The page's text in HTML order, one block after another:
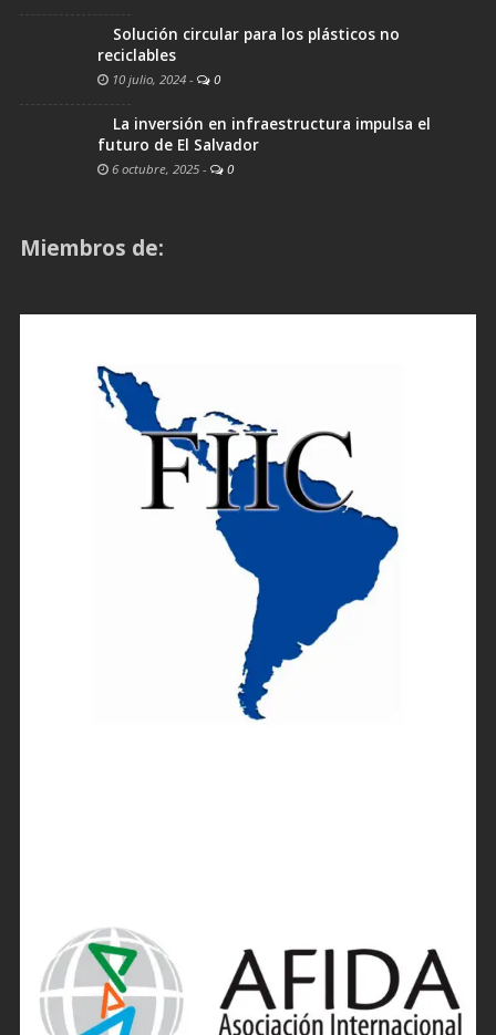
Solución circular para los plásticos no
reciclables
10 julio, 2024 - 0
La inversión en infraestructura impulsa el
futuro de El Salvador
6 octubre, 2025 - 0
Miembros de: